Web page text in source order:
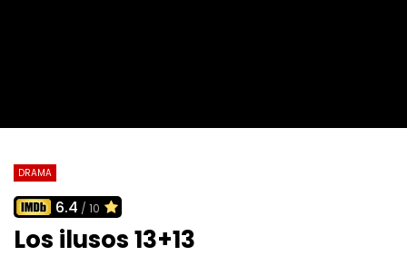
DRAMA
6.4 / 10
Los ilusos 13+13